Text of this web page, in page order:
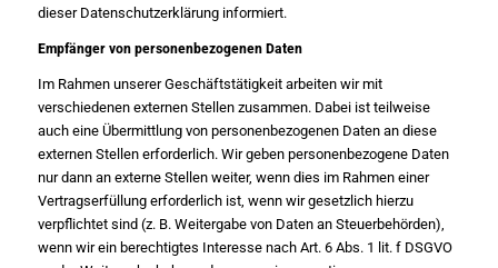
dieser Datenschutzerklärung informiert.
Empfänger von personenbezogenen Daten
Im Rahmen unserer Geschäftstätigkeit arbeiten wir mit
verschiedenen externen Stellen zusammen. Dabei ist teilweise
auch eine Übermittlung von personenbezogenen Daten an diese
externen Stellen erforderlich. Wir geben personenbezogene Daten
nur dann an externe Stellen weiter, wenn dies im Rahmen einer
Vertragserfüllung erforderlich ist, wenn wir gesetzlich hierzu
verpflichtet sind (z. B. Weitergabe von Daten an Steuerbehörden),
wenn wir ein berechtigtes Interesse nach Art. 6 Abs. 1 lit. f DSGVO